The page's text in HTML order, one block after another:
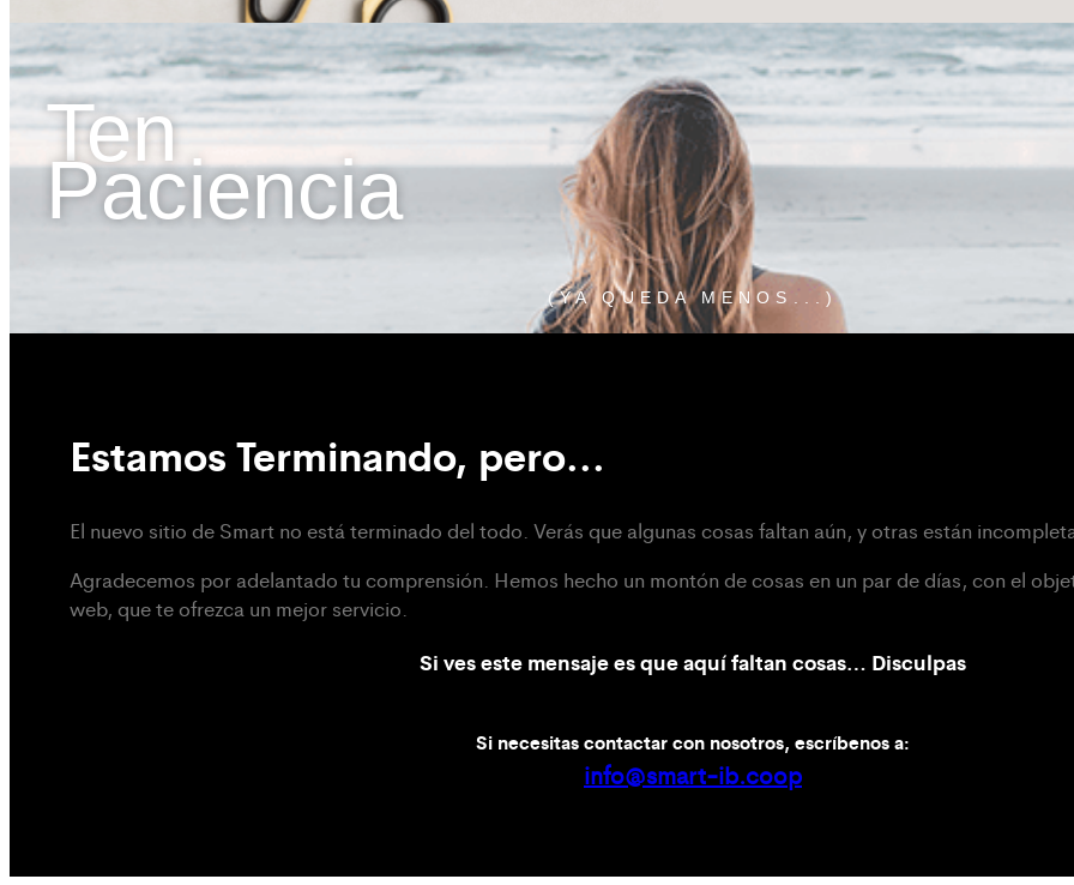
Ten
Paciencia
(YA QUEDA MENOS...)
Estamos Terminando, pero...
El nuevo sitio de Smart no está terminado del todo. Verás que algunas cosas faltan aún, y otras están
Agradecemos por adelantado tu comprensión. Hemos hecho un montón de cosas en un par de días, con el
web, que te ofrezca un mejor servicio.
Si ves este mensaje es que aquí faltan cosas… Disculpas
Si necesitas contactar con nosotros, escríbenos a:
info@smart-ib.coop